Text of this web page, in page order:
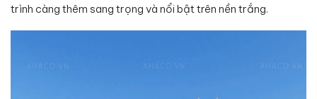
trình càng thêm sang trọng và nổi bật trên nền trắng.